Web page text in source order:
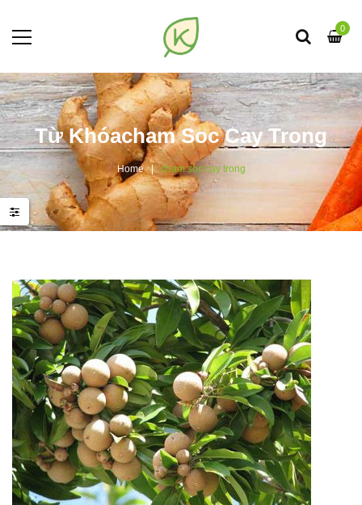
0
Từ Khóacham Soc Cay Trong
Home cham soc cay trong